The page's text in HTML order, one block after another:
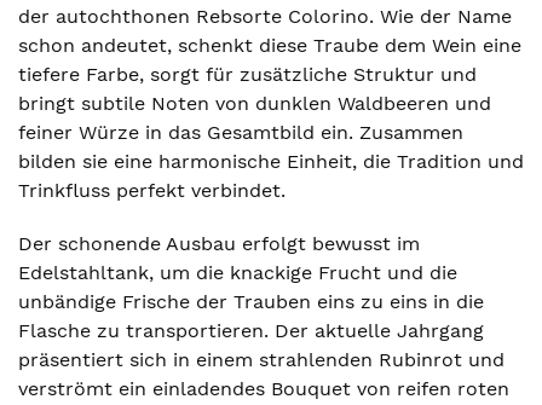
der autochthonen Rebsorte Colorino. Wie der Name
schon andeutet, schenkt diese Traube dem Wein eine
tiefere Farbe, sorgt für zusätzliche Struktur und
bringt subtile Noten von dunklen Waldbeeren und
feiner Würze in das Gesamtbild ein. Zusammen
bilden sie eine harmonische Einheit, die Tradition und
Trinkfluss perfekt verbindet.
Der schonende Ausbau erfolgt bewusst im
Edelstahltank, um die knackige Frucht und die
unbändige Frische der Trauben eins zu eins in die
Flasche zu transportieren. Der aktuelle Jahrgang
präsentiert sich in einem strahlenden Rubinrot und
verströmt ein einladendes Bouquet von reifen roten